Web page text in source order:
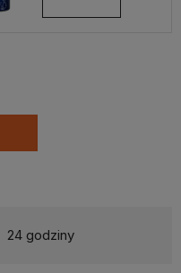
24 godziny